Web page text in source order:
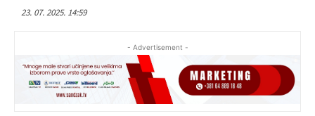
23. 07. 2025. 14:59
- Advertisement -